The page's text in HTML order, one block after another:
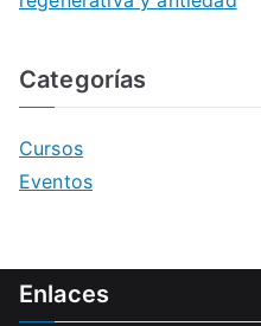
Categorías
Cursos
Eventos
Enlaces